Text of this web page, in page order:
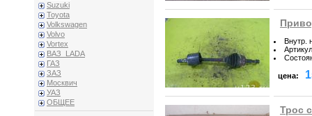
Suzuki
Toyota
Volkswagen
Volvo
Vortex
ВАЗ_LADA
ГАЗ
ЗАЗ
Москвич
УАЗ
ОБЩЕЕ
Внутр.
Артикул
цена:
Трос